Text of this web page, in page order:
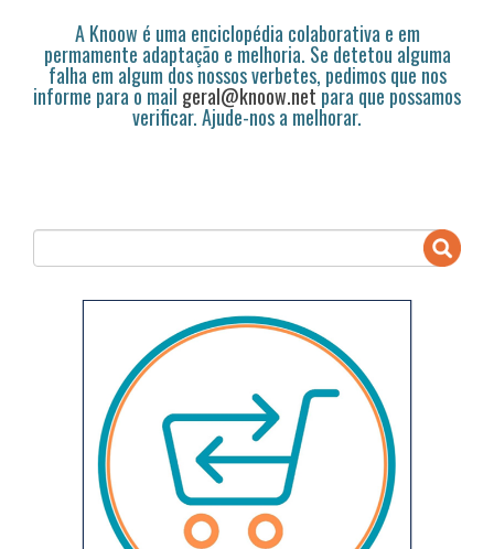
A Knoow é uma enciclopédia colaborativa e em
permamente adaptação e melhoria. Se detetou alguma
falha em algum dos nossos verbetes, pedimos que nos
informe para o mail geral@knoow.netpara que possamos
verificar. Ajude-nos a melhorar.